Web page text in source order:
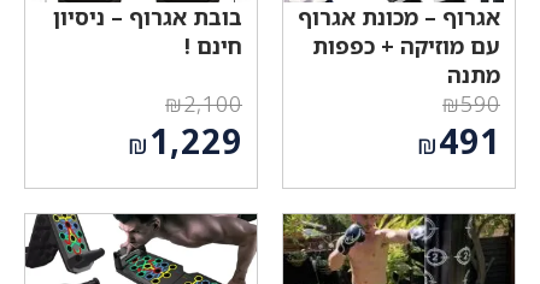
אגרוף – מכונת אגרוף
עם מוזיקה + כפפות
מתנה
₪590
המחיר
המקורי
היה:
₪590.
₪491
הנוכחי
הוא:
₪491.
בובת אגרוף – ניסיון
חינם !
₪2,100
המחיר
המקורי
היה:
₪2,100.
₪1,229
הנוכחי
הוא:
₪1,229.